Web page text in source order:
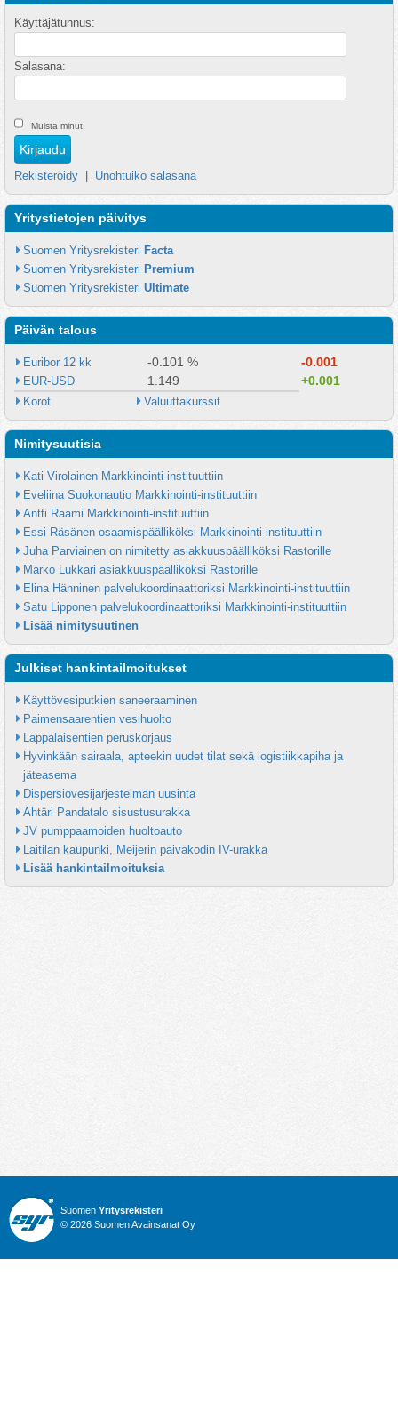
Käyttäjätunnus:
Salasana:
Muista minut
Rekisteröidy Unohtuiko salasana
Yritystietojen päivitys
Suomen Yritysrekisteri Facta
Suomen Yritysrekisteri Premium
Suomen Yritysrekisteri Ultimate
Päivän talous
Euribor 12 kk -0.101 % -0.001
EUR-USD 1.149 +0.001
Korot Valuuttakurssit
Nimitysuutisia
Kati Virolainen Markkinointi-instituuttiin
Eveliina Suokonautio Markkinointi-instituuttiin
Antti Raami Markkinointi-instituuttiin
Essi Räsänen osaamispäälliköksi Markkinointi-instituuttiin
Juha Parviainen on nimitetty asiakkuuspäälliköksi Rastorille
Marko Lukkari asiakkuuspäälliköksi Rastorille
Elina Hänninen palvelukoordinaattoriksi Markkinointi-instituuttiin
Satu Lipponen palvelukoordinaattoriksi Markkinointi-instituuttiin
Lisää nimitysuutinen
Julkiset hankintailmoitukset
Käyttövesiputkien saneeraaminen
Paimensaarentien vesihuolto
Lappalaisentien peruskorjaus
Hyvinkään sairaala, apteekin uudet tilat sekä logistiikkapiha ja
jäteasema
Dispersiovesijärjestelmän uusinta
Ähtäri Pandatalo sisustusurakka
JV pumppaamoiden huoltoauto
Laitilan kaupunki, Meijerin päiväkodin IV-urakka
Lisää hankintailmoituksia
Suomen Yritysrekisteri
© 2026 Suomen Avainsanat Oy